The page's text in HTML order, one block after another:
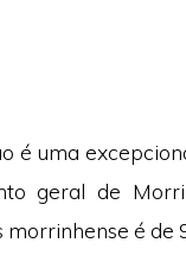
é uma
geral de
é de